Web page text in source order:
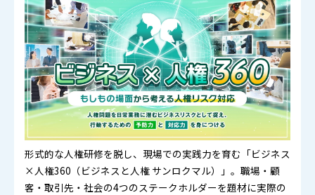
形式的な人権研修を脱し、現場での実践力を育む「ビジネス
×人権360（ビジネスと人権 サンロクマル）」。職場・顧
客・取引先・社会の4つのステークホルダーを題材に実際の